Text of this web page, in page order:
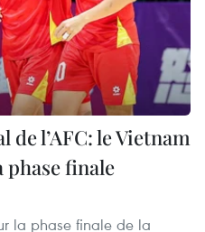
de l’AFC: le Vietnam
phase finale
la phase finale de la